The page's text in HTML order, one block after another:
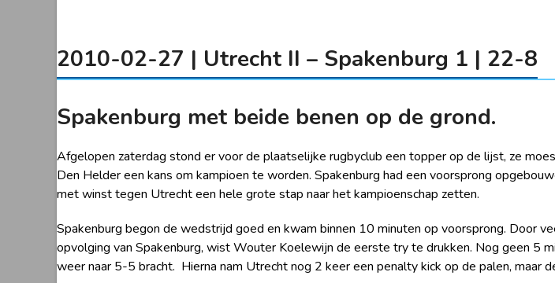
2010-02-27 | Utrecht II – Spakenburg 1 | 22-8
Spakenburg met beide benen op de grond.
Afgelopen zaterdag stond er voor de plaatselijke rugbyclub een topper op de lijst, ze
Den Helder een kans om kampioen te worden. Spakenburg had een voorsprong
met winst tegen Utrecht een hele grote stap naar het kampioenschap zetten.
Spakenburg begon de wedstrijd goed en kwam binnen 10 minuten op voorsprong. Door
opvolging van Spakenburg, wist Wouter Koelewijn de eerste try te drukken. Nog geen
weer naar 5-5 bracht. Hierna nam Utrecht nog 2 keer een penalty kick op de palen, maar